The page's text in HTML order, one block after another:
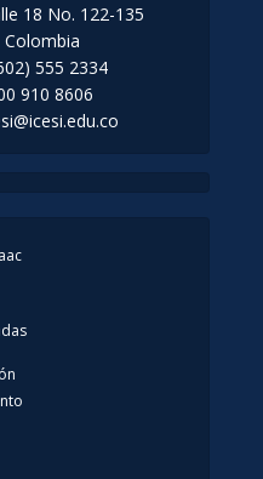
18 No. 122-135
Colombia
555 2334
910 8606